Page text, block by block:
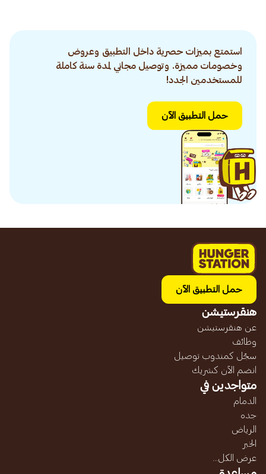
استمتع بميزات حصرية داخل التطبيق وعروض
وخصومات مميزة. وتوصيل مجاني لمدة سنة كاملة
للمستخدمين الجدد!
حمل التطبيق الآن
حمل التطبيق الآن
هنقرستيشن
عن هنقرستيشن
وظائف
سجّل كمندوب توصيل
انضم الآن كشريك
متواجدين في
الدمام
جده
الرياض
الخبر
عرض الكل...